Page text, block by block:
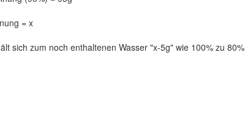
= x
sich zum noch enthaltenen Wasser "x-5g" wie 100% zu 80%